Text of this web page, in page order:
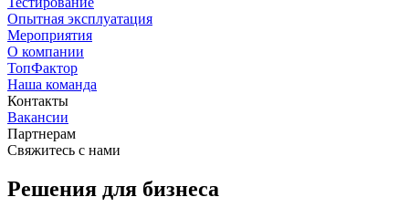
Опытная эксплуатация
Мероприятия
О компании
ТопФактор
Наша команда
Контакты
Вакансии
Партнерам
Свяжитесь с нами
Решения для бизнеса